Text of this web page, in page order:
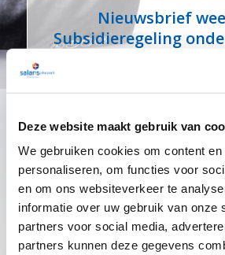
Deze website maakt gebruik van
We gebruiken cookies om content
personaliseren, om functies voor
en om ons websiteverkeer te
informatie over uw gebruik van onze
partners voor social media,
partners kunnen deze gegevens
Nieuwsbrief
Subsidieregeling
Mogelijk bent u nu
07-26
Nieuwsbrief
Mogelijk bent u nu